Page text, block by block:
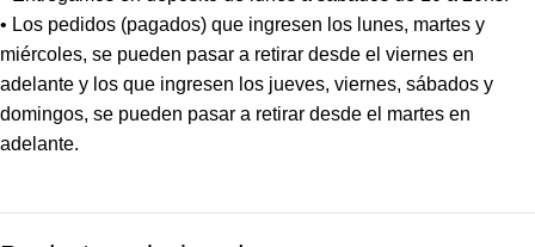
• Los pedidos (pagados) que ingresen los lunes, martes y
miércoles, se pueden pasar a retirar desde el viernes en
adelante y los que ingresen los jueves, viernes, sábados y
domingos, se pueden pasar a retirar desde el martes en
adelante.